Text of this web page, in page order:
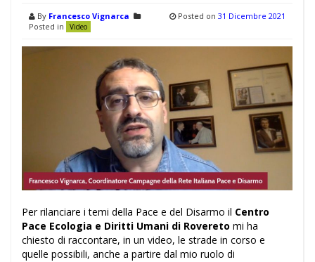
By Francesco Vignarca
Posted in
Video
Posted on 31 Dicembre 2021
Per rilanciare i temi della Pace e del Disarmo il Centro
Pace Ecologia e Diritti Umani di Rovereto mi ha
chiesto di raccontare, in un video, le strade in corso e
quelle possibili, anche a partire dal mio ruolo di